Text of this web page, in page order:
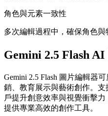
角色與元素一致性
多次編輯過程中，確保角色與
Gemini 2.5 Flash
Gemini 2.5 Flash 圖片編輯器
銷、教育展示與藝術創作。
戶提升創意效率與視覺衝擊
提供專業高效的創作工具。